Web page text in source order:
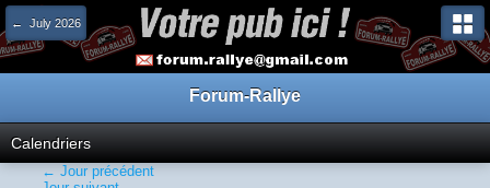
← July 2026
Forum-Rallye
Calendriers
← Jour précédent